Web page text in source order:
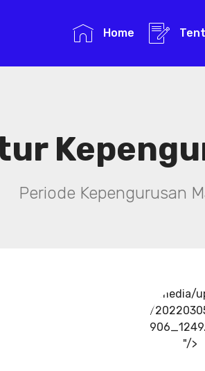
Home
Periode Kepengurusan
../media/
/
"/>